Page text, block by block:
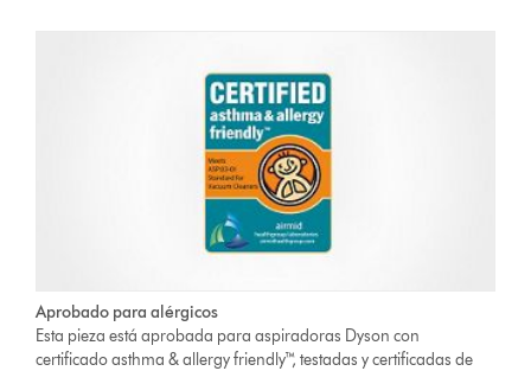
Aprobado para alérgicos
Esta pieza está aprobada para aspiradoras Dyson con
certificado asthma & allergy friendly™, testadas y certificadas de